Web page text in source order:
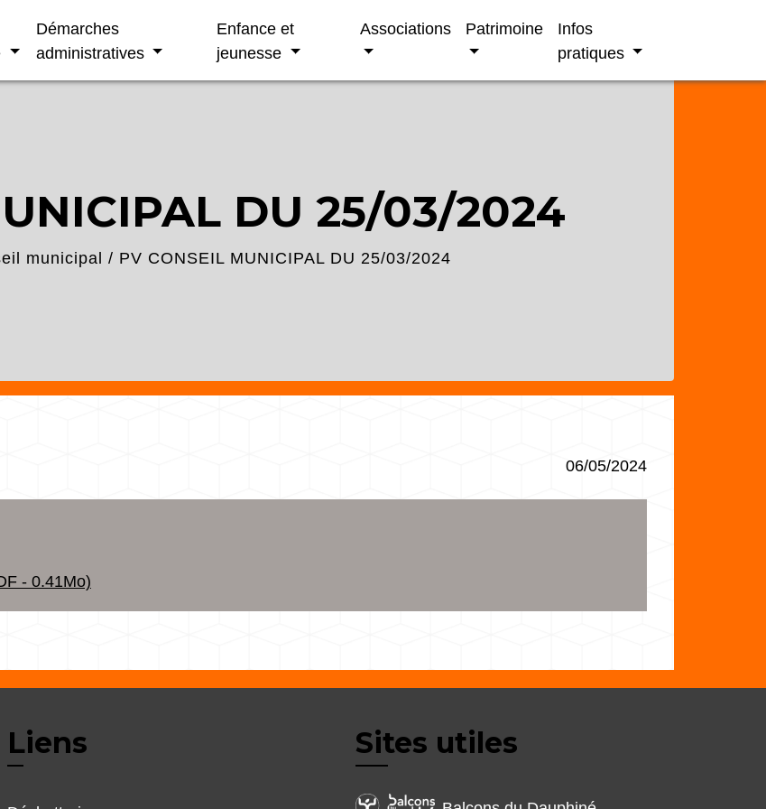
Démarches
administratives
Enfance et
jeunesse
Associations Patrimoine
Infos
pratiques
DU 25/03/2024
municipal / PV CONSEIL MUNICIPAL DU 25/03/2024
06/05/2024
- 0.41Mo)
Liens Sites utiles